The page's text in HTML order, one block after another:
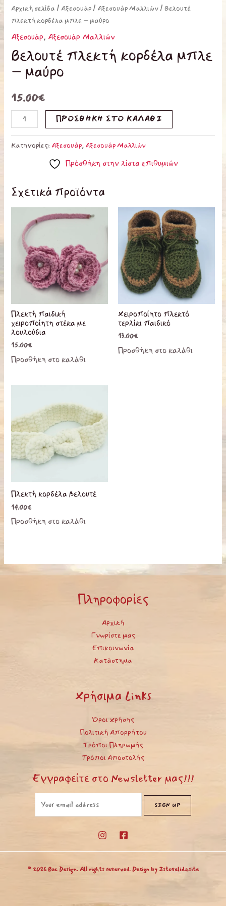
Αρχική σελίδα /Αξεσουάρ/Αξεσουάρ Μαλλιών/ Βελουτέ
πλεκτή κορδέλα μπλε – μαύρο
Αξεσουάρ, Αξεσουάρ Μαλλιών
Βελουτέ πλεκτή κορδέλα μπλε
– μαύρο
15.00€
ΠΡΟΣΘΉΚΗ ΣΤΟ ΚΑΛΆΘΙ
Κατηγορίες: Αξεσουάρ,Αξεσουάρ Μαλλιών
Πρόσθήκη στην λίστα επιθυμιών
Σχετικά προϊόντα
Πλεκτή παιδική
χειροποίητη στέκα με
λουλούδια
15.00€
Προσθήκη στο καλάθι
Χειροποίητο πλεκτό
τερλίκι παιδικό
13.00€
Προσθήκη στο καλάθι
Πλεκτή κορδέλα βελουτέ
14.00€
Προσθήκη στο καλάθι
Πληροφορίες
Αρχική
Γνωρίστε μας
Επικοινωνία
Κατάστημα
Χρήσιμα Links
Όροι Χρήσης
Πολιτική Απορρήτου
Τρόποι Πληρωμής
Τρόποι Αποστολής
Εγγραφείτε στο Newsletter μας!!!
© 2026 Bac Design. All rights reserved. Design by Istoselida.site